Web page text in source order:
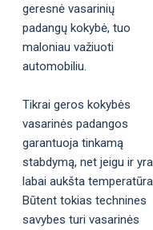
geresnė vasarinių
padangų kokybė, tuo
maloniau važiuoti
automobiliu.
Tikrai geros kokybės
vasarinės padangos
garantuoja tinkamą
stabdymą, net jeigu ir yra
labai aukšta temperatūra.
Būtent tokias technines
savybes turi vasarinės